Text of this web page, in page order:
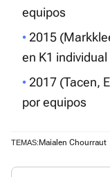
equipos
2015
en K1 individual
2017 (Tacen,
por equipos
TEMAS:Maialen Chourraut